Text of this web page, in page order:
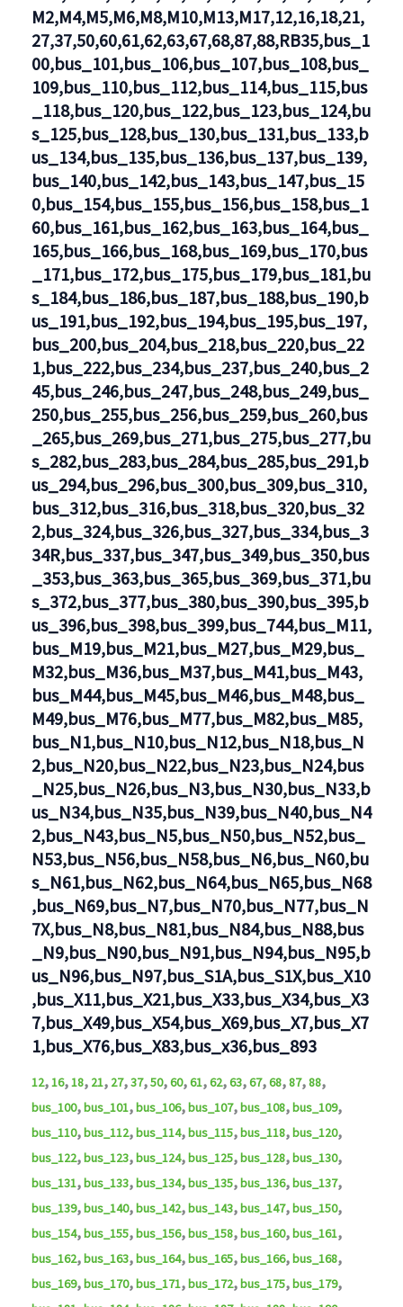
M2,M4,M5,M6,M8,M10,M13,M17,12,16,18,21,
27,37,50,60,61,62,63,67,68,87,88,RB35,bus_1
00,bus_101,bus_106,bus_107,bus_108,bus_
109,bus_110,bus_112,bus_114,bus_115,bus
_118,bus_120,bus_122,bus_123,bus_124,bu
s_125,bus_128,bus_130,bus_131,bus_133,b
us_134,bus_135,bus_136,bus_137,bus_139,
bus_140,bus_142,bus_143,bus_147,bus_15
0,bus_154,bus_155,bus_156,bus_158,bus_1
60,bus_161,bus_162,bus_163,bus_164,bus_
165,bus_166,bus_168,bus_169,bus_170,bus
_171,bus_172,bus_175,bus_179,bus_181,bu
s_184,bus_186,bus_187,bus_188,bus_190,b
us_191,bus_192,bus_194,bus_195,bus_197,
bus_200,bus_204,bus_218,bus_220,bus_22
1,bus_222,bus_234,bus_237,bus_240,bus_2
45,bus_246,bus_247,bus_248,bus_249,bus_
250,bus_255,bus_256,bus_259,bus_260,bus
_265,bus_269,bus_271,bus_275,bus_277,bu
s_282,bus_283,bus_284,bus_285,bus_291,b
us_294,bus_296,bus_300,bus_309,bus_310,
bus_312,bus_316,bus_318,bus_320,bus_32
2,bus_324,bus_326,bus_327,bus_334,bus_3
34R,bus_337,bus_347,bus_349,bus_350,bus
_353,bus_363,bus_365,bus_369,bus_371,bu
s_372,bus_377,bus_380,bus_390,bus_395,b
us_396,bus_398,bus_399,bus_744,bus_M11,
bus_M19,bus_M21,bus_M27,bus_M29,bus_
M32,bus_M36,bus_M37,bus_M41,bus_M43,
bus_M44,bus_M45,bus_M46,bus_M48,bus_
M49,bus_M76,bus_M77,bus_M82,bus_M85,
bus_N1,bus_N10,bus_N12,bus_N18,bus_N
2,bus_N20,bus_N22,bus_N23,bus_N24,bus
_N25,bus_N26,bus_N3,bus_N30,bus_N33,b
us_N34,bus_N35,bus_N39,bus_N40,bus_N4
2,bus_N43,bus_N5,bus_N50,bus_N52,bus_
N53,bus_N56,bus_N58,bus_N6,bus_N60,bu
s_N61,bus_N62,bus_N64,bus_N65,bus_N68
,bus_N69,bus_N7,bus_N70,bus_N77,bus_N
7X,bus_N8,bus_N81,bus_N84,bus_N88,bus
_N9,bus_N90,bus_N91,bus_N94,bus_N95,b
us_N96,bus_N97,bus_S1A,bus_S1X,bus_X10
,bus_X11,bus_X21,bus_X33,bus_X34,bus_X3
7,bus_X49,bus_X54,bus_X69,bus_X7,bus_X7
1,bus_X76,bus_X83,bus_x36,bus_893
12,16,18, 21, 27,37,50,60,61,62,63,67,68,87,88,
bus_100, bus_101, bus_106, bus_107, bus_108, bus_109,
bus_110, bus_112, bus_114, bus_115, bus_118, bus_120,
bus_122, bus_123, bus_124, bus_125, bus_128, bus_130,
bus_131, bus_133, bus_134, bus_135, bus_136, bus_137,
bus_139, bus_140, bus_142, bus_143, bus_147, bus_150,
bus_154, bus_155, bus_156, bus_158, bus_160, bus_161,
bus_162, bus_163, bus_164, bus_165, bus_166, bus_168,
bus_169, bus_170, bus_171, bus_172, bus_175, bus_179,